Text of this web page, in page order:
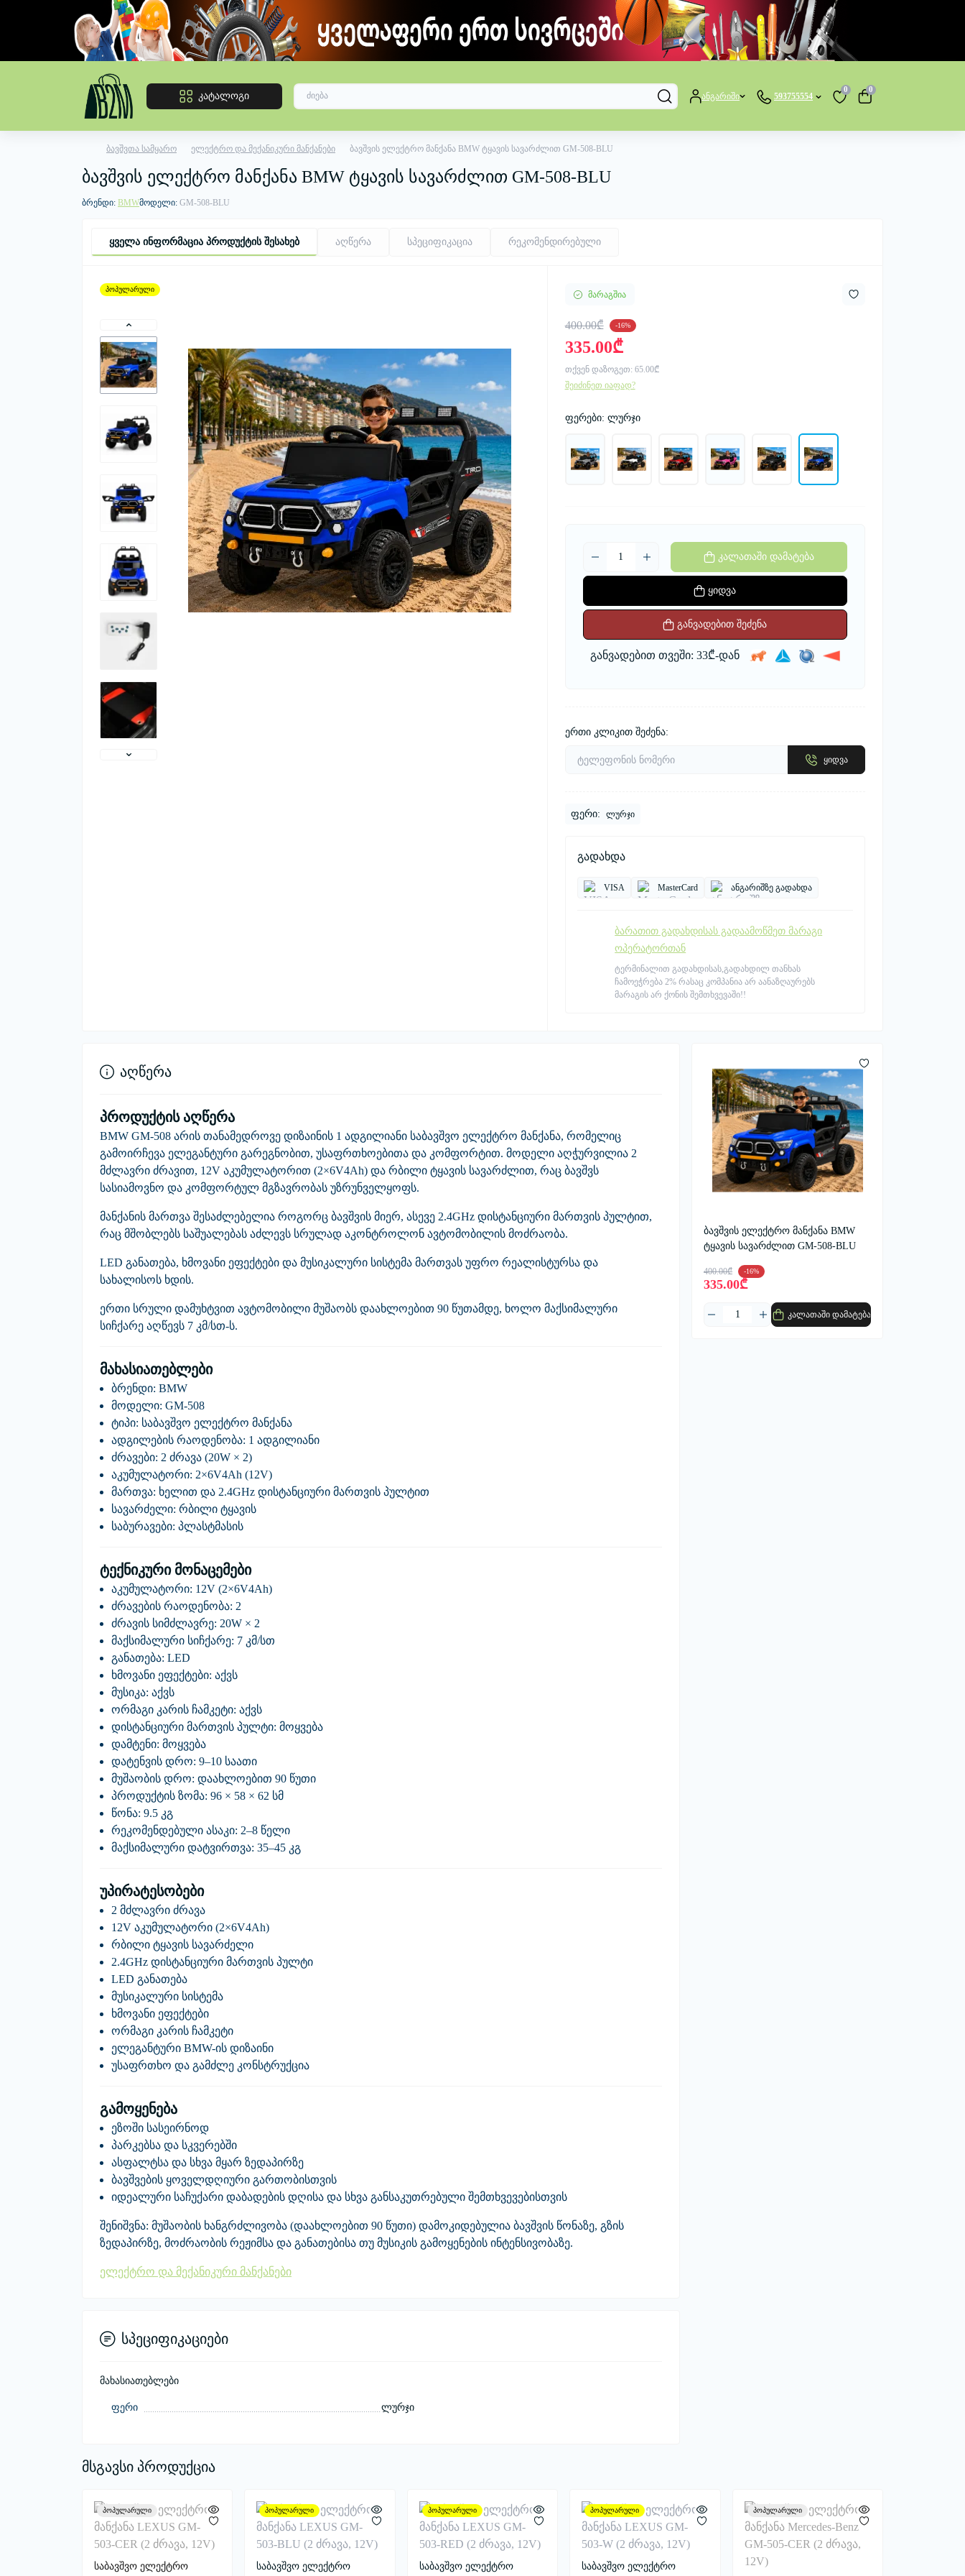
კატალოგი ანგარიში 593755554
0 0
ბავშვთა სამყარო ელექტრო და მექანიკური მანქანები ბავშვის ელექტრო მანქანა BMW ტყავის სავარძლით GM-508-BLU
ბავშვის ელექტრო მანქანა BMW ტყავის სავარძლით GM-508-BLU
ბრენდი: BMWმოდელი: GM-508-BLU
ყველა ინფორმაცია პროდუქტის შესახებ აღწერა სპეციფიკაცია რეკომენდირებული
პოპულარული მარაგშია
400.00₾ -16%
335.00₾
თქვენ დაზოგეთ: 65.00₾
შეიძინეთ იაფად?
ფერები: ლურჯი
კალათაში დამატება
ყიდვა
განვადებით შეძენა
განვადებით თვეში: 33₾-დან
ერთი კლიკით შეძენა:
ყიდვა
ფერი: ლურჯი
გადახდა
VISA MasterCard ანგარიშზე გადახდა
ბარათით გადახდისას გადაამოწმეთ მარაგი
ოპერატორთან
ტერმინალით გადახდისას,გადახდილ თანხას
ჩამოეჭრება 2% რასაც კომპანია არ აანაზღაურებს
მარაგის არ ქონის შემთხვევაში!!
ბავშვის ელექტრო მანქანა BMW
ტყავის სავარძლით GM-508-BLU
400.00₾ -16%
335.00₾
კალათაში დამატება
აღწერა
პროდუქტის აღწერა
BMW GM-508 არის თანამედროვე დიზაინის 1 ადგილიანი საბავშვო ელექტრო მანქანა, რომელიც
გამოირჩევა ელეგანტური გარეგნობით, უსაფრთხოებითა და კომფორტით. მოდელი აღჭურვილია 2
მძლავრი ძრავით, 12V აკუმულატორით (2×6V4Ah) და რბილი ტყავის სავარძლით, რაც ბავშვს
სასიამოვნო და კომფორტულ მგზავრობას უზრუნველყოფს.
მანქანის მართვა შესაძლებელია როგორც ბავშვის მიერ, ასევე 2.4GHz დისტანციური მართვის პულტით,
რაც მშობლებს საშუალებას აძლევს სრულად აკონტროლონ ავტომობილის მოძრაობა.
LED განათება, ხმოვანი ეფექტები და მუსიკალური სისტემა მართვას უფრო რეალისტურსა და
სახალისოს ხდის.
ერთი სრული დამუხტვით ავტომობილი მუშაობს დაახლოებით 90 წუთამდე, ხოლო მაქსიმალური
სიჩქარე აღწევს 7 კმ/სთ-ს.
მახასიათებლები
ბრენდი: BMW
მოდელი: GM-508
ტიპი: საბავშვო ელექტრო მანქანა
ადგილების რაოდენობა: 1 ადგილიანი
ძრავები: 2 ძრავა (20W × 2)
აკუმულატორი: 2×6V4Ah (12V)
მართვა: ხელით და 2.4GHz დისტანციური მართვის პულტით
სავარძელი: რბილი ტყავის
საბურავები: პლასტმასის
ტექნიკური მონაცემები
აკუმულატორი: 12V (2×6V4Ah)
ძრავების რაოდენობა: 2
ძრავის სიმძლავრე: 20W × 2
მაქსიმალური სიჩქარე: 7 კმ/სთ
განათება: LED
ხმოვანი ეფექტები: აქვს
მუსიკა: აქვს
ორმაგი კარის ჩამკეტი: აქვს
დისტანციური მართვის პულტი: მოყვება
დამტენი: მოყვება
დატენვის დრო: 9–10 საათი
მუშაობის დრო: დაახლოებით 90 წუთი
პროდუქტის ზომა: 96 × 58 × 62 სმ
წონა: 9.5 კგ
რეკომენდებული ასაკი: 2–8 წელი
მაქსიმალური დატვირთვა: 35–45 კგ
უპირატესობები
2 მძლავრი ძრავა
12V აკუმულატორი (2×6V4Ah)
რბილი ტყავის სავარძელი
2.4GHz დისტანციური მართვის პულტი
LED განათება
მუსიკალური სისტემა
ხმოვანი ეფექტები
ორმაგი კარის ჩამკეტი
ელეგანტური BMW-ის დიზაინი
უსაფრთხო და გამძლე კონსტრუქცია
გამოყენება
ეზოში სასეირნოდ
პარკებსა და სკვერებში
ასფალტსა და სხვა მყარ ზედაპირზე
ბავშვების ყოველდღიური გართობისთვის
იდეალური საჩუქარი დაბადების დღისა და სხვა განსაკუთრებული შემთხვევებისთვის
შენიშვნა: მუშაობის ხანგრძლივობა (დაახლოებით 90 წუთი) დამოკიდებულია ბავშვის წონაზე, გზის
ზედაპირზე, მოძრაობის რეჟიმსა და განათებისა თუ მუსიკის გამოყენების ინტენსივობაზე.
ელექტრო და მექანიკური მანქანები
სპეციფიკაციები
მახასიათებლები
ფერი ლურჯი
მსგავსი პროდუქცია
პოპულარული
საბავშვო ელექტრო
პოპულარული
საბავშვო ელექტრო
პოპულარული
საბავშვო ელექტრო
პოპულარული
საბავშვო ელექტრო
პოპულარული